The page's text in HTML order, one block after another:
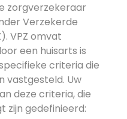
zorgverzekeraar
Verzekerde
VPZ omvat
een huisarts is
criteria die
vastgesteld. Uw
deze criteria, die
zijn gedefinieerd: